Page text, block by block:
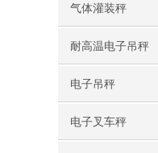
气体灌装秤
耐高温电子吊秤
电子吊秤
电子叉车秤